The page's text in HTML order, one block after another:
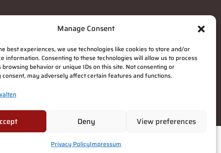
Manage Consent
best experiences, we use technologies like cookies to store and/or
information. Consenting to these technologies will allow us to process
browsing behavior or unique IDs on this site. Not consenting or
may adversely affect certain features and functions.
Deny View preferences
Privacy PolicyImpressum
(Italienisch